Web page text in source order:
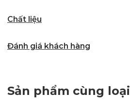
Chất liệu
Đánh giá khách hàng
Sản phẩm cùng loại